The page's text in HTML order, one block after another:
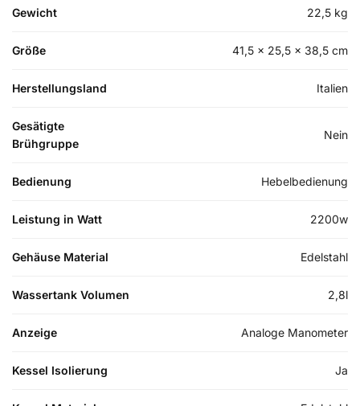
Gewicht 22,5 kg
Größe 41,5 × 25,5 × 38,5 cm
Herstellungsland Italien
Gesätigte
Brühgruppe
Nein
Bedienung Hebelbedienung
Leistung in Watt 2200w
Gehäuse Material Edelstahl
Wassertank Volumen 2,8l
Anzeige Analoge Manometer
Kessel Isolierung Ja